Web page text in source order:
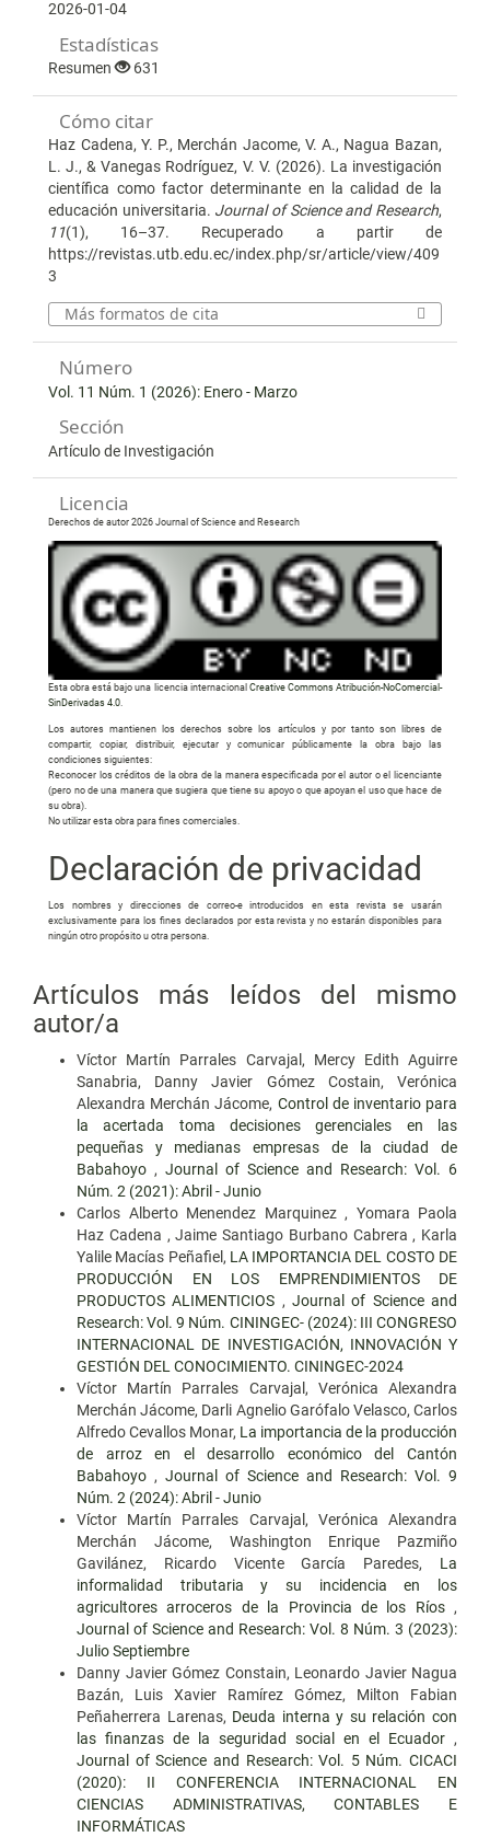
2026-01-04
Estadísticas
Resumen 631
Cómo citar
Haz Cadena, Y. P., Merchán Jacome, V. A., Nagua Bazan,
L. J., & Vanegas Rodríguez, V. V. (2026). La investigación
científica como factor determinante en la calidad de la
educación universitaria. Journal of Science and Research,
11(1), 16–37. Recuperado a partir de
https://revistas.utb.edu.ec/index.php/sr/article/view/409
3
Más formatos de cita
Número
Vol. 11 Núm. 1 (2026): Enero - Marzo
Sección
Artículo de Investigación
Licencia
Derechos de autor 2026 Journal of Science and Research
Esta obra está bajo una licencia internacionalCreative Commons Atribución-NoComercial-
SinDerivadas 4.0
Los autores mantienen los derechos sobre los artículos y por tanto son libres de
compartir, copiar, distribuir, ejecutar y comunicar públicamente la obra bajo las
condiciones siguientes:
Reconocer los créditos de la obra de la manera especificada por el autor o el licenciante
(pero no de una manera que sugiera que tiene su apoyo o que apoyan el uso que hace de
su obra).
No utilizar esta obra para fines comerciales.
Declaración de privacidad
Los nombres y direcciones de correo-e introducidos en esta revista se usarán
exclusivamente para los fines declarados por esta revista y no estarán disponibles para
ningún otro propósito u otra persona.
Artículos más leídos del mismo
autor/a
Víctor Martín Parrales Carvajal, Mercy Edith Aguirre
Sanabria, Danny Javier Gómez Costain, Verónica
Alexandra Merchán Jácome, Control de inventario para
la acertada toma decisiones gerenciales en las
pequeñas y medianas empresas de la ciudad de
Babahoyo , Journal of Science and Research: Vol. 6
Núm. 2 (2021): Abril - Junio
Carlos Alberto Menendez Marquinez , Yomara Paola
Haz Cadena , Jaime Santiago Burbano Cabrera , Karla
Yalile Macías Peñafiel, LA IMPORTANCIA DEL COSTO DE
PRODUCCIÓN EN LOS EMPRENDIMIENTOS DE
PRODUCTOS ALIMENTICIOS ,Journal of Science and
Research: Vol. 9 Núm. CININGEC- (2024): III CONGRESO
INTERNACIONAL DE INVESTIGACIÓN, INNOVACIÓN Y
GESTIÓN DEL CONOCIMIENTO. CININGEC-2024
Víctor Martín Parrales Carvajal, Verónica Alexandra
Merchán Jácome, Darli Agnelio Garófalo Velasco, Carlos
Alfredo Cevallos Monar, La importancia de la producción
de arroz en el desarrollo económico del Cantón
Babahoyo , Journal of Science and Research: Vol. 9
Núm. 2 (2024): Abril - Junio
Víctor Martín Parrales Carvajal, Verónica Alexandra
Merchán Jácome, Washington Enrique Pazmiño
Gavilánez, Ricardo Vicente García Paredes, La
informalidad tributaria y su incidencia en los
agricultores arroceros de la Provincia de los Ríos ,
Journal of Science and Research: Vol. 8 Núm. 3 (2023):
Julio Septiembre
Danny Javier Gómez Constain, Leonardo Javier Nagua
Bazán, Luis Xavier Ramírez Gómez, Milton Fabian
Peñaherrera Larenas, Deuda interna y su relación con
las finanzas de la seguridad social en el Ecuador ,
Journal of Science and Research: Vol. 5 Núm. CICACI
(2020): II CONFERENCIA INTERNACIONAL EN
CIENCIAS ADMINISTRATIVAS, CONTABLES E
INFORMÁTICAS